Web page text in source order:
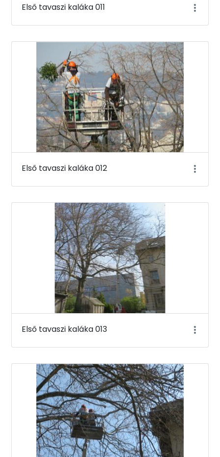
Első tavaszi kaláka 011
Első tavaszi kaláka 012
Első tavaszi kaláka 013